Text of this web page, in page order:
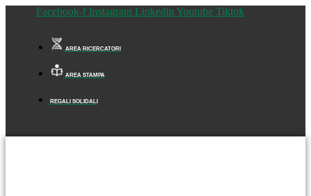
Facebook-f Instagram Linkedin Youtube Tiktok
AREA RICERCATORI
AREA STAMPA
REGALI SOLIDALI